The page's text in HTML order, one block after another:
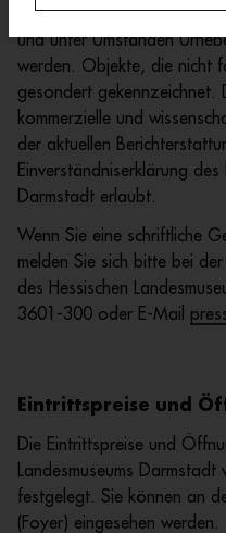
und in den Sozialen
und unter Umständen
werden. Objekte, die nicht
gesondert gekennzeichnet.
kommerzielle und
der aktuellen
Einverständniserklärung des
Darmstadt erlaubt.
Wenn Sie eine schriftliche
melden Sie sich bitte bei
des Hessischen
3601-300 oder E-Mail
Eintrittspreise und
Die Eintrittspreise und
Landesmuseums
festgelegt. Sie können an
(Foyer) eingesehen werden.